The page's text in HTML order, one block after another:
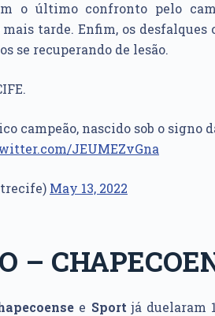
o último confronto pelo
tarde. Enfim, os desfalques
se recuperando de lesão.
campeão, nascido sob o signo
JEUMEZvGna
May 13, 2022
–
e Sport já duelaram